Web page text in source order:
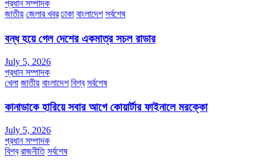
প্রধান সম্পাদক
জাতীয় জেলার খবর ঢাকা বাংলাদেশ সর্বশেষ
বন্ধ হয়ে গেল দেশের একমাত্র সচল রাডার
July 5, 2026
প্রধান সম্পাদক
খেলা জাতীয় বাংলাদেশ বিশ্ব সর্বশেষ
কানাডাকে হারিয়ে সবার আগে কোয়ার্টার ফাইনালে মরক্কো
July 5, 2026
প্রধান সম্পাদক
বিশ্ব রাজনীতি সর্বশেষ